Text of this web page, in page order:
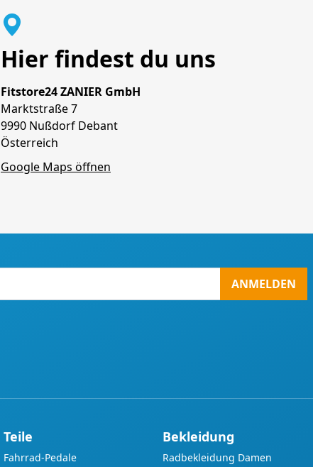
Hier findest du uns
Fitstore24 ZANIER GmbH
Marktstraße 7
9990 Nußdorf Debant
Österreich
Google Maps öffnen
ANMELDEN
Teile
Fahrrad-Pedale
Bekleidung
Radbekleidung Damen